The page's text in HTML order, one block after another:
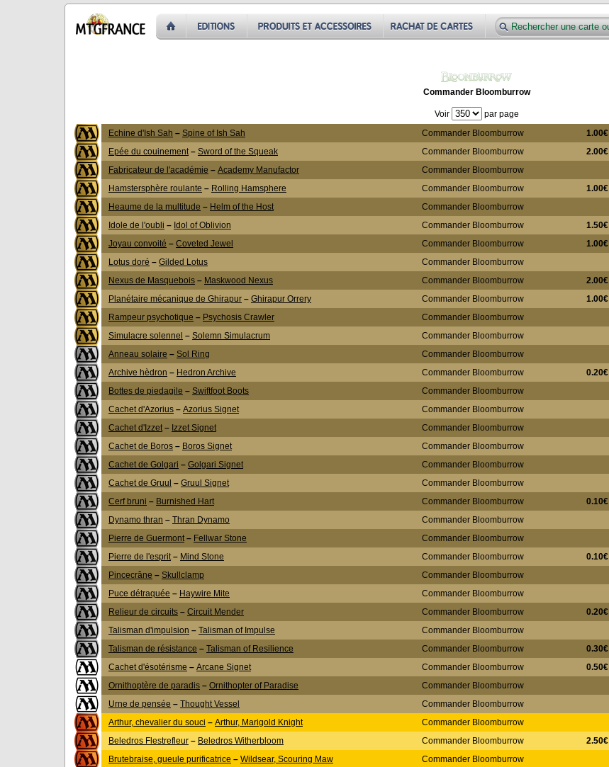
Commander Bloomburrow
Voir par page
Echine d'Ish Sah – Spine of Ish Sah Commander Bloomburrow 1.00€
Epée du couinement – Sword of the Squeak Commander Bloomburrow 2.00€
Fabricateur de l'académie – Academy Manufactor Commander Bloomburrow
Hamstersphère roulante – Rolling Hamsphere Commander Bloomburrow 1.00€
Heaume de la multitude – Helm of the Host Commander Bloomburrow
Idole de l'oubli – Idol of Oblivion Commander Bloomburrow 1.50€
Joyau convoité – Coveted Jewel Commander Bloomburrow 1.00€
Lotus doré – Gilded Lotus Commander Bloomburrow
Nexus de Masquebois – Maskwood Nexus Commander Bloomburrow 2.00€
Planétaire mécanique de Ghirapur – Ghirapur Orrery Commander Bloomburrow 1.00€
Rampeur psychotique – Psychosis Crawler Commander Bloomburrow
Simulacre solennel – Solemn Simulacrum Commander Bloomburrow
Anneau solaire – Sol Ring Commander Bloomburrow
Archive hèdron – Hedron Archive Commander Bloomburrow 0.20€
Bottes de piedagile – Swiftfoot Boots Commander Bloomburrow
Cachet d'Azorius – Azorius Signet Commander Bloomburrow
Cachet d'Izzet – Izzet Signet Commander Bloomburrow
Cachet de Boros – Boros Signet Commander Bloomburrow
Cachet de Golgari – Golgari Signet Commander Bloomburrow
Cachet de Gruul – Gruul Signet Commander Bloomburrow
Cerf bruni – Burnished Hart Commander Bloomburrow 0.10€
Dynamo thran – Thran Dynamo Commander Bloomburrow
Pierre de Guermont – Fellwar Stone Commander Bloomburrow
Pierre de l'esprit – Mind Stone Commander Bloomburrow 0.10€
Pincecrâne – Skullclamp Commander Bloomburrow
Puce détraquée – Haywire Mite Commander Bloomburrow
Relieur de circuits – Circuit Mender Commander Bloomburrow 0.20€
Talisman d'impulsion – Talisman of Impulse Commander Bloomburrow
Talisman de résistance – Talisman of Resilience Commander Bloomburrow 0.30€
Cachet d'ésotérisme – Arcane Signet Commander Bloomburrow 0.50€
Ornithoptère de paradis – Ornithopter of Paradise Commander Bloomburrow
Urne de pensée – Thought Vessel Commander Bloomburrow
Arthur, chevalier du souci – Arthur, Marigold Knight Commander Bloomburrow
Beledros Flestrefleur – Beledros Witherbloom Commander Bloomburrow 2.50€
Brutebraise, gueule purificatrice – Wildsear, Scouring Maw Commander Bloomburrow